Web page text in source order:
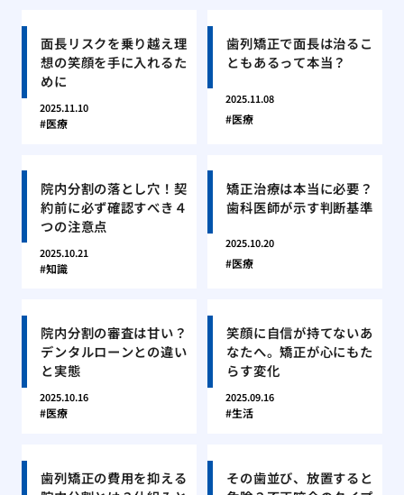
面長リスクを乗り越え理
想の笑顔を手に入れるた
めに
2025.11.10
医療
歯列矯正で面長は治るこ
ともあるって本当？
2025.11.08
医療
院内分割の落とし穴！契
約前に必ず確認すべき４
つの注意点
2025.10.21
知識
矯正治療は本当に必要？
歯科医師が示す判断基準
2025.10.20
医療
院内分割の審査は甘い？
デンタルローンとの違い
と実態
2025.10.16
医療
笑顔に自信が持てないあ
なたへ。矯正が心にもた
らす変化
2025.09.16
生活
歯列矯正の費用を抑える
その歯並び、放置すると